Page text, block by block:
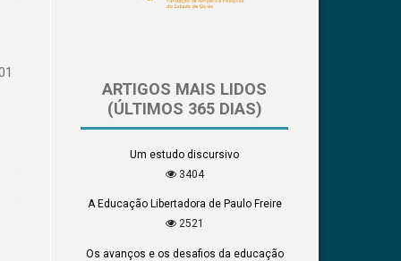
ARTIGOS MAIS LIDOS
(ÚLTIMOS 365 DIAS)
Um estudo discursivo
3404
A Educação Libertadora de Paulo Freire
2521
Os avanços e os desafios da educação